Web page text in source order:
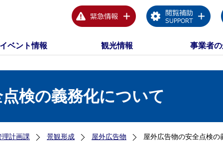
イベント情報 観光情報 事業者
検の義務化について
理計画課 景観形成 屋外広告物 屋外広告物の安全点検の